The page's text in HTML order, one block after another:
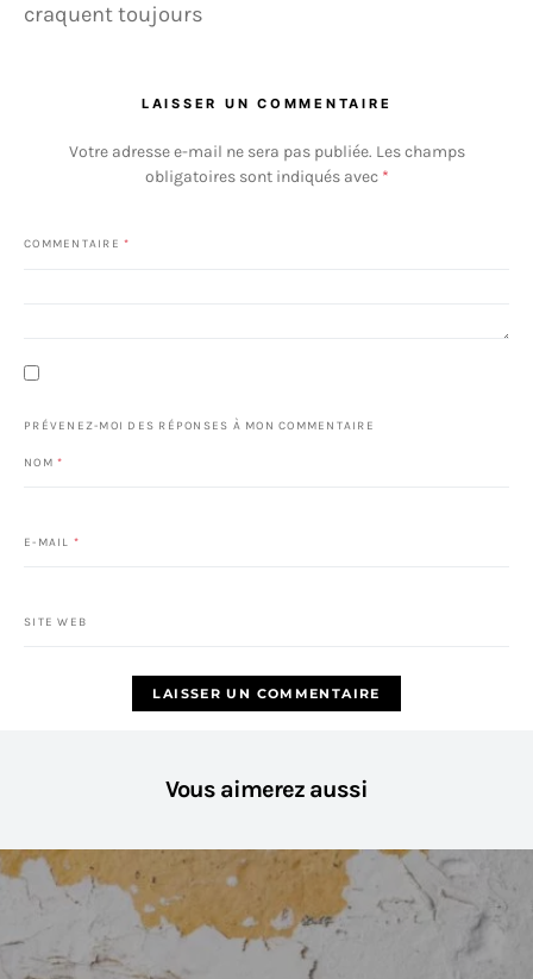
craquent toujours
LAISSER UN COMMENTAIRE
Votre adresse e-mail ne sera pas publiée. Les champs
obligatoires sont indiqués avec *
COMMENTAIRE *
PRÉVENEZ-MOI DES RÉPONSES À MON COMMENTAIRE
NOM *
E-MAIL *
SITE WEB
Vous aimerez aussi